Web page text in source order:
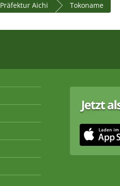
Präfektur Aichi Tokoname